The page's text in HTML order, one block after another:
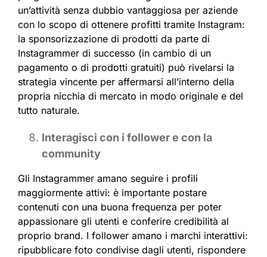
un’attività senza dubbio vantaggiosa per aziende
con lo scopo di ottenere profitti tramite Instagram:
la sponsorizzazione di prodotti da parte di
Instagrammer di successo (in cambio di un
pagamento o di prodotti gratuiti) può rivelarsi la
strategia vincente per affermarsi all’interno della
propria nicchia di mercato in modo originale e del
tutto naturale.
Interagisci con i follower e con la
community
Gli Instagrammer amano seguire i profili
maggiormente attivi: è importante postare
contenuti con una buona frequenza per poter
appassionare gli utenti e conferire credibilità al
proprio brand. I follower amano i marchi interattivi:
ripubblicare foto condivise dagli utenti, rispondere